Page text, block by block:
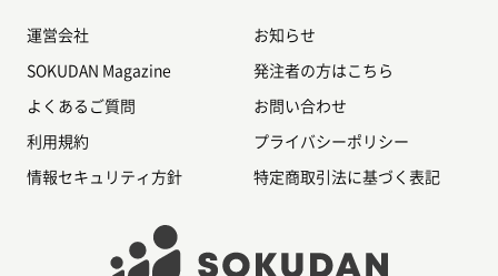
運営会社 お知らせ
SOKUDAN Magazine 発注者の方はこちら
よくあるご質問 お問い合わせ
利用規約 プライバシーポリシー
情報セキュリティ方針 特定商取引法に基づく表記